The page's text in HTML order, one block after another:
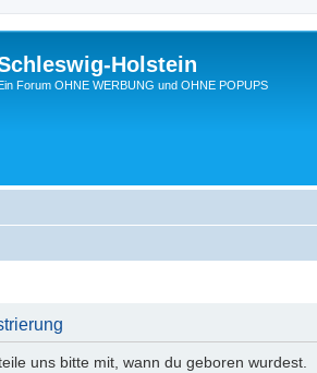
Holstein
Forum OHNE WERBUNG und OHNE POPUPS
uns bitte mit, wann du geboren wurdest.